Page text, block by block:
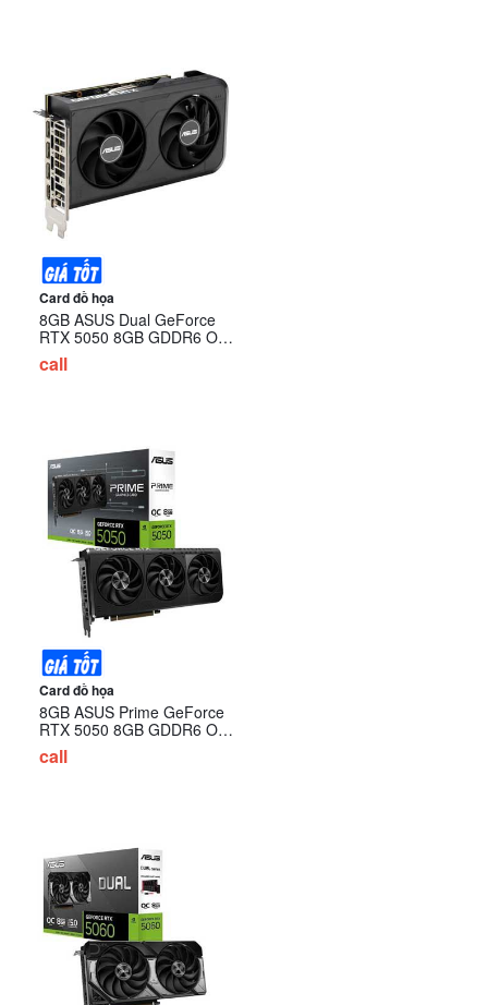
Card đồ họa
8GB ASUS Dual GeForce
RTX 5050 8GB GDDR6 OC
Edition (DUAL-RTX5050-
O8G)
call
Card đồ họa
8GB ASUS Prime GeForce
RTX 5050 8GB GDDR6 OC
Edition ( PRIME-RTX5050-
O8G)
call